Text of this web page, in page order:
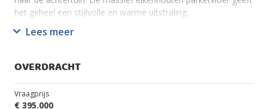
het geheel een stijlvolle en warme uitstraling.
De keuken is praktisch ingericht en biedt veel werkruimte. De
vaatwasser, Samsung combimagneten een koel-
Op de eerste verdieping bevinden zich drie comfortabele
Lees meer
OVERDRACHT
Vraagprijs
€ 395.000